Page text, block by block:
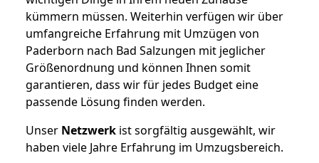
kümmern müssen. Weiterhin verfügen wir über
umfangreiche Erfahrung mit Umzügen von
Paderborn nach Bad Salzungen mit jeglicher
Größenordnung und können Ihnen somit
garantieren, dass wir für jedes Budget eine
passende Lösung finden werden.
Unser Netzwerk ist sorgfältig ausgewählt, wir
haben viele Jahre Erfahrung im Umzugsbereich.